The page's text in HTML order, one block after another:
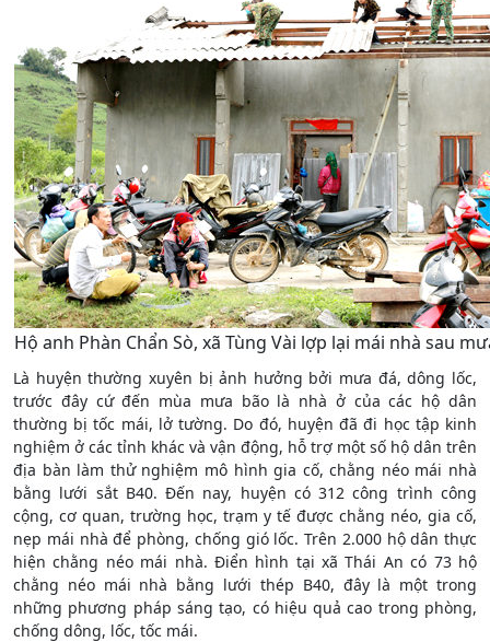
Hộ anh Phàn Chẩn Sò, xã Tùng Vài lợp lại mái nhà sau
Là huyện thường xuyên bị ảnh hưởng bởi mưa đá, dông lốc,
trước đây cứ đến mùa mưa bão là nhà ở của các hộ dân
thường bị tốc mái, lở tường. Do đó, huyện đã đi học tập kinh
nghiệm ở các tỉnh khác và vận động, hỗ trợ một số hộ dân trên
địa bàn làm thử nghiệm mô hình gia cố, chằng néo mái nhà
bằng lưới sắt B40. Đến nay, huyện có 312 công trình công
cộng, cơ quan, trường học, trạm y tế được chằng néo, gia cố,
nẹp mái nhà để phòng, chống gió lốc. Trên 2.000 hộ dân thực
hiện chằng néo mái nhà. Điển hình tại xã Thái An có 73 hộ
chằng néo mái nhà bằng lưới thép B40, đây là một trong
những phương pháp sáng tạo, có hiệu quả cao trong phòng,
chống dông, lốc, tốc mái.